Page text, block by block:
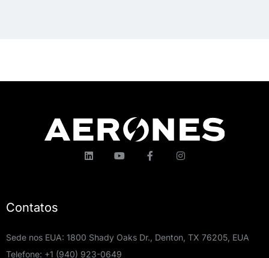
Contatos
Sede nos EUA: 1800 Shady Oaks Dr., Denton, TX 76205, EUA
Telefone: +1 (940) 923-0649